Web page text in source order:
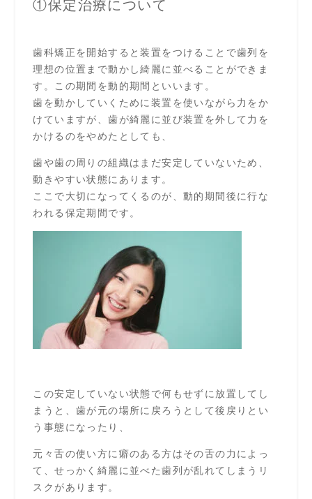
①保定治療について
歯科矯正を開始すると装置をつけることで歯列を
理想の位置まで動かし綺麗に並べることができま
す。この期間を動的期間といいます。
歯を動かしていくために装置を使いながら力をか
けていますが、歯が綺麗に並び装置を外して力を
かけるのをやめたとしても、
歯や歯の周りの組織はまだ安定していないため、
動きやすい状態にあります。
ここで大切になってくるのが、動的期間後に行な
われる保定期間です。
この安定していない状態で何もせずに放置してし
まうと、歯が元の場所に戻ろうとして後戻りとい
う事態になったり、
元々舌の使い方に癖のある方はその舌の力によっ
て、せっかく綺麗に並べた歯列が乱れてしまうリ
スクがあります。